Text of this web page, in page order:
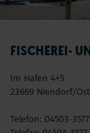
FISCHEREI-
Im Hafen 4+5
23669 Niendorf/
Telefon: 04503-